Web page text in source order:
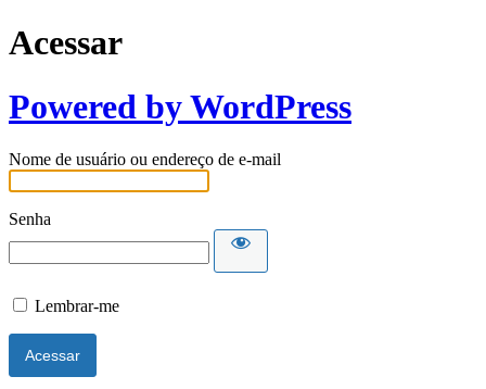
Acessar
Powered by WordPress
Nome de usuário ou endereço de e-mail
Senha
Lembrar-me